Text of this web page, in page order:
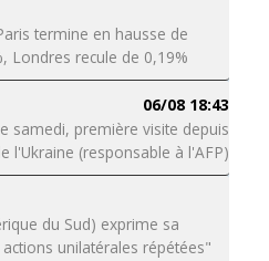
termine en hausse de
Londres recule de 0,19%
06/08 18:43
samedi, première visite depuis
l'Ukraine (responsable à l'AFP)
du Sud) exprime sa
unilatérales répétées"